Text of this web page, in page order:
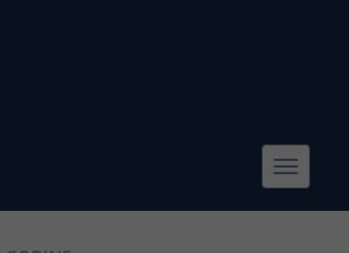
Toggle